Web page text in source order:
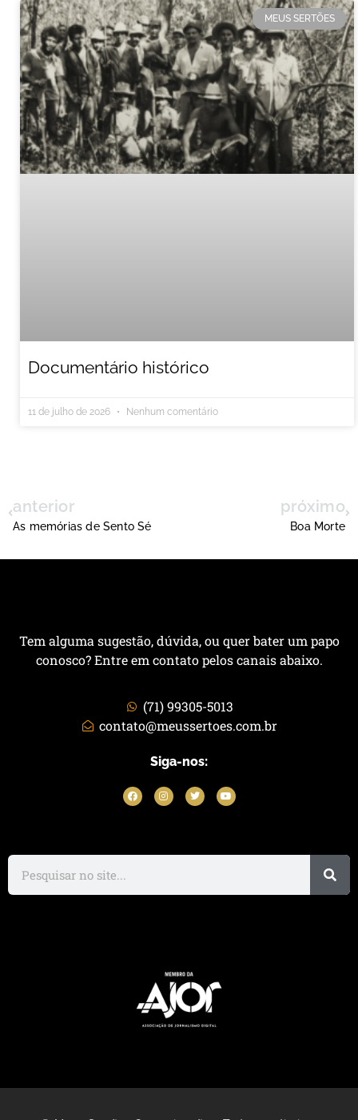
MEUS SERTÕES
Documentário histórico
11 de julho de 2026 Nenhum comentário
anterior
As memórias de Sento Sé
próximo
Boa Morte
Tem alguma sugestão, dúvida, ou quer bater um papo
conosco? Entre em contato pelos canais abaixo.
(71) 99305-5013
contato@meussertoes.com.br
Siga-nos: